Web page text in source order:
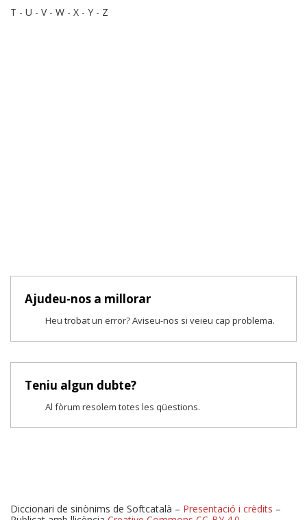
T - U - V- W - X - Y - Z
Ajudeu-nos a millorar
Heu trobat un error? Aviseu-nos si veieu cap problema.
Teniu algun dubte?
Al fòrum resolem totes les qüestions.
Diccionari de sinònims de Softcatalà – Presentació i crèdits –